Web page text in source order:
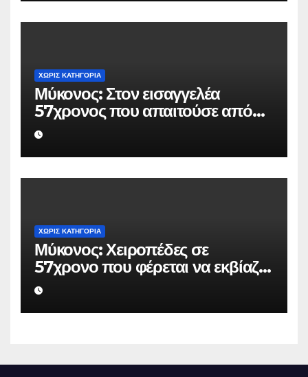
ΧΩΡΊΣ ΚΑΤΗΓΟΡΊΑ
Μύκονος: Στον εισαγγελέα
57χρονος που απαιτούσε από
επιχειρηματία 80.000 ευρώ για
να μην κάνει καταγγελίες σε
βάρος του
ΧΩΡΊΣ ΚΑΤΗΓΟΡΊΑ
Μύκονος: Χειροπέδες σε
57χρονο που φέρεται να εκβίαζε
επιχείρηση για να «θάψει»
ψευδείς καταγγελίες – Η παγίδα
που του έστησε η ΕΛ.ΑΣ.